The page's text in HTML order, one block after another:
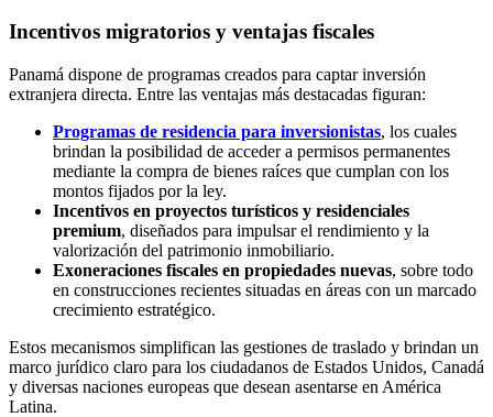
Incentivos migratorios y ventajas fiscales
Panamá dispone de programas creados para captar inversión
extranjera directa. Entre las ventajas más destacadas figuran:
Programas de residencia para inversionistas, los cuales
brindan la posibilidad de acceder a permisos permanentes
mediante la compra de bienes raíces que cumplan con los
montos fijados por la ley.
Incentivos en proyectos turísticos y residenciales
premium, diseñados para impulsar el rendimiento y la
valorización del patrimonio inmobiliario.
Exoneraciones fiscales en propiedades nuevas, sobre todo
en construcciones recientes situadas en áreas con un marcado
crecimiento estratégico.
Estos mecanismos simplifican las gestiones de traslado y brindan un
marco jurídico claro para los ciudadanos de Estados Unidos, Canadá
y diversas naciones europeas que desean asentarse en América
Latina.